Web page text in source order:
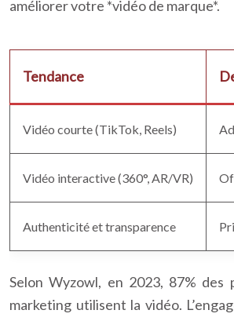
améliorer votre *vidéo de marque*.
Tendance
Vidéo courte (TikTok, Reels)
Vidéo interactive (360°, AR/VR)
Authenticité et transparence
Selon Wyzowl, en 2023, 87% des
marketing utilisent la vidéo.